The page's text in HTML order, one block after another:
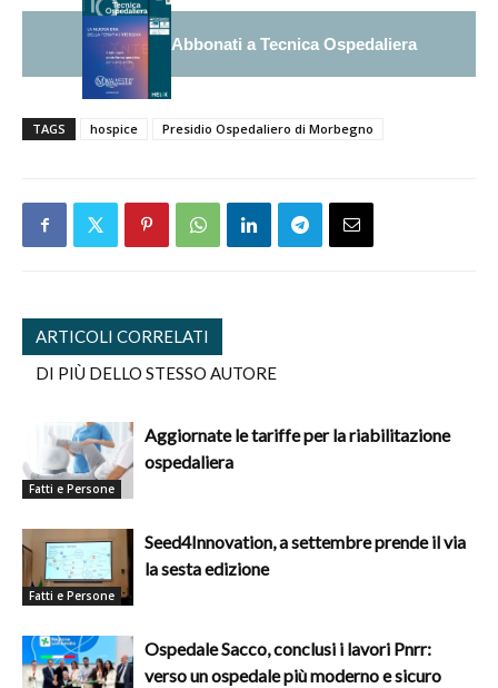
Abbonati a Tecnica Ospedaliera
TAGS hospice Presidio Ospedaliero di Morbegno
ARTICOLI CORRELATI
DI PIÙ DELLO STESSO AUTORE
Fatti e Persone
Aggiornate le tariffe per la riabilitazione
ospedaliera
Fatti e Persone
Seed4Innovation, a settembre prende il via
la sesta edizione
Ospedale Sacco, conclusi i lavori Pnrr:
verso un ospedale più moderno e sicuro